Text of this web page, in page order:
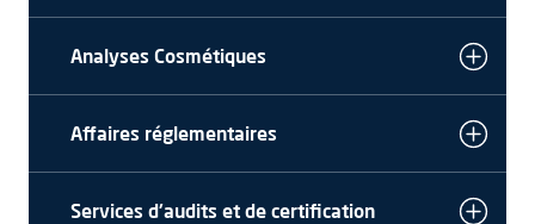
Analyses Cosmétiques
Affaires réglementaires
Services d'audits et de certification